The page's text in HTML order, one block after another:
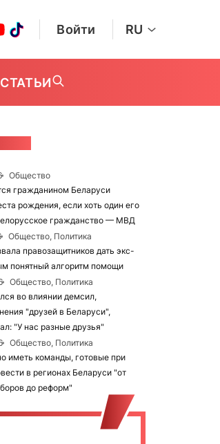
Войти RU
Общество
гражданином Беларуси
рождения, если хоть один его
гражданство — МВД
Общество, Политика
правозащитников дать экс-
понятный алгоритм помощи
Общество, Политика
во влиянии демсил,
"друзей в Беларуси",
"У нас разные друзья"
Общество, Политика
иметь команды, готовые при
в регионах Беларуси "от
до реформ"